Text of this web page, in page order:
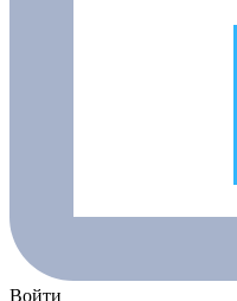
Войти